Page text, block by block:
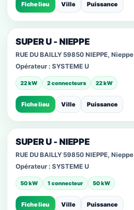
Fiche lieu Ville Puissance
SUPER U - NIEPPE
RUE DU BAILLY 59850 NIEPPE, Nieppe
Opérateur : SYSTEME U
22 kW 2 connecteurs 22 kW
Fiche lieu Ville Puissance
SUPER U - NIEPPE
RUE DU BAILLY 59850 NIEPPE, Nieppe
Opérateur : SYSTEME U
50 kW 1 connecteur 50 kW
Fiche lieu Ville Puissance